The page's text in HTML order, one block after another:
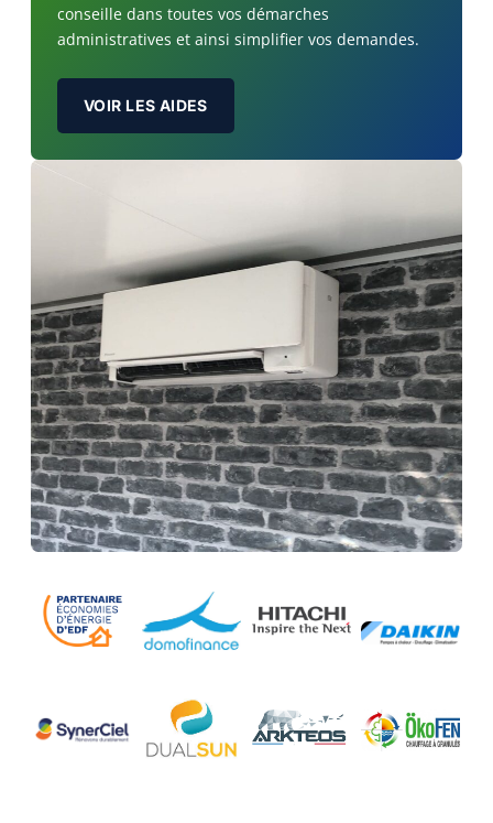
conseille dans toutes vos démarches
administratives et ainsi simplifier vos demandes.
VOIR LES AIDES